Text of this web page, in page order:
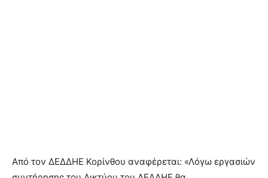
Από τον ΔΕΔΔΗΕ Κορίνθου αναφέρεται: «Λόγω εργασιών